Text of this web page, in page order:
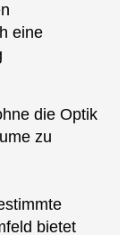
eine
die Optik
zu
bietet